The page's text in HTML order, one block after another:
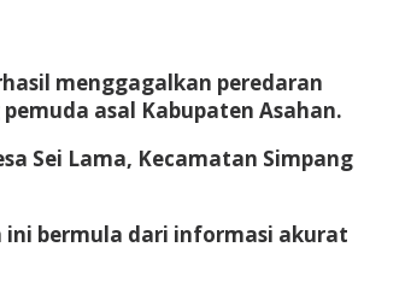
menggagalkan peredaran
asal Kabupaten Asahan.
Sei Lama, Kecamatan Simpang
ini bermula dari informasi akurat